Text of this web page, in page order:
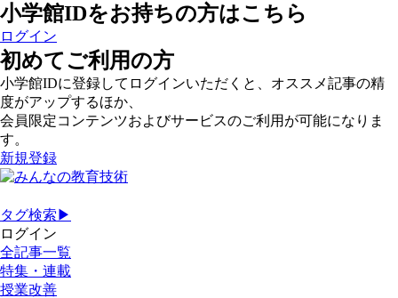
小学館IDをお持ちの方はこちら
ログイン
初めてご利用の方
小学館IDに登録してログインいただくと、オススメ記事の精
度がアップするほか、
会員限定コンテンツおよびサービスのご利用が可能になりま
す。
新規登録
タグ検索▶
ログイン
全記事一覧
特集・連載
授業改善